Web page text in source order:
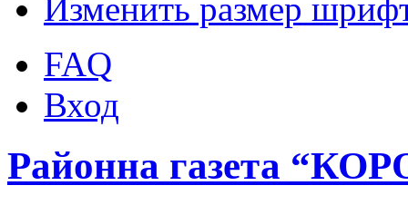
Изменить размер
FAQ
Вход
Районна газета